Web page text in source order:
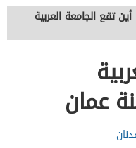
أين تقع الجامعة العربية
عمان